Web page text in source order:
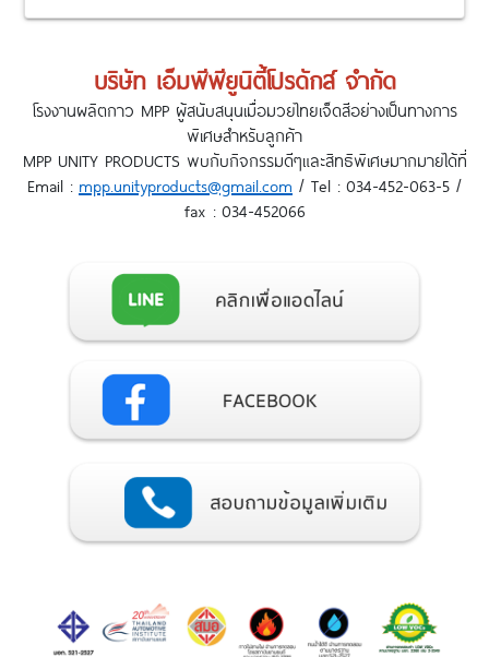
บริษัท เอ็มพีพียูนิตี้โปรดักส์ จำกัด
โรงงานผลิตกาว MPP ผู้สนับสนุนเมื่อมวยไทยเจ็ดสีอย่างเป็นทางการ
พิเศษสำหรับลูกค้า
MPP UNITY PRODUCTS พบกับกิจกรรมดีๆและสิทธิพิเศษมากมายได้ที่
Email : mpp.unityproducts@gmail.com / Tel : 034-452-063-5 /
fax : 034-452066